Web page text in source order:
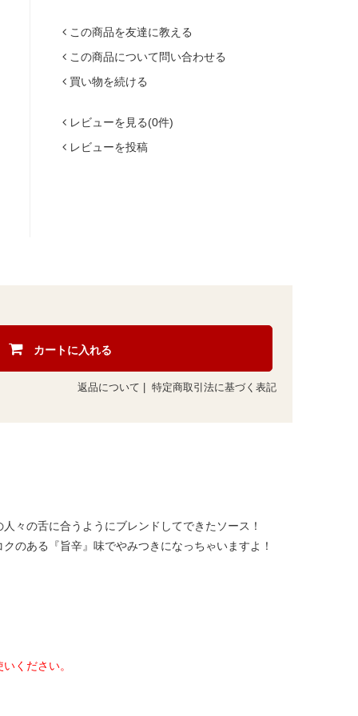
この商品を友達に教える
この商品について問い合わせる
買い物を続ける
レビューを見る(0件)
レビューを投稿
カートに入れる
返品について 特定商取引法に基づく表記
々の舌に合うようにブレンドしてできたソース！
のある『旨辛』味でやみつきになっちゃいますよ！
ください。